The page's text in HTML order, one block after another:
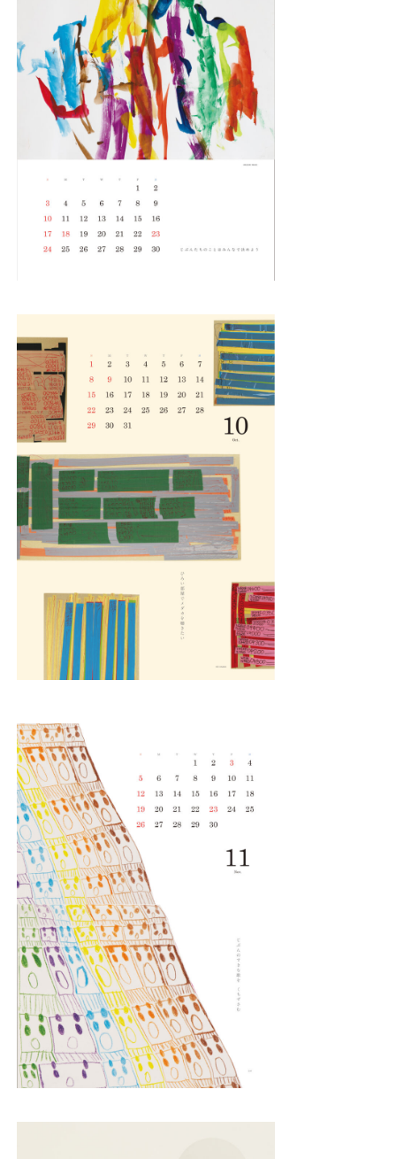
News
About
Artists
Exhibitions
Projects
Facebook
Instagram
Youtube
online-shop
art center syu
南関東・甲信障害者
アートサポートセンター
社会福祉法人みぬま福祉会